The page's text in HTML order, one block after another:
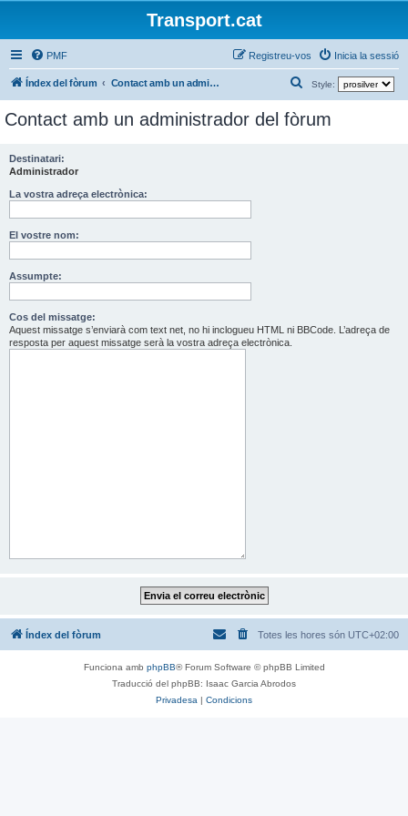
Transport.cat
PMF Inicia la sessió
Registreu-vos
Índex del fòrum Contact amb un administrador del fòrum Style:
e
r
Contact amb un administrador del fòrum
Destinatari:
Administrador
La vostra adreça electrònica:
El vostre nom:
Assumpte:
Cos del missatge:
Aquest missatge s’enviarà com text net, no hi inclogueu HTML ni BBCode. L’adreça de
resposta per aquest missatge serà la vostra adreça electrònica.
Índex del fòrum Totes les hores són UTC+02:00
Funciona amb phpBB® Forum Software © phpBB Limited
Traducció del phpBB: Isaac Garcia Abrodos
Privadesa | Condicions